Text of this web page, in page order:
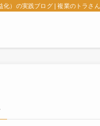
化）の実践ブログ | 複業のトラさん